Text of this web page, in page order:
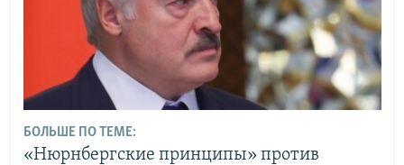
БОЛЬШЕ ПО ТЕМЕ:
«Нюрнбергские принципы» против